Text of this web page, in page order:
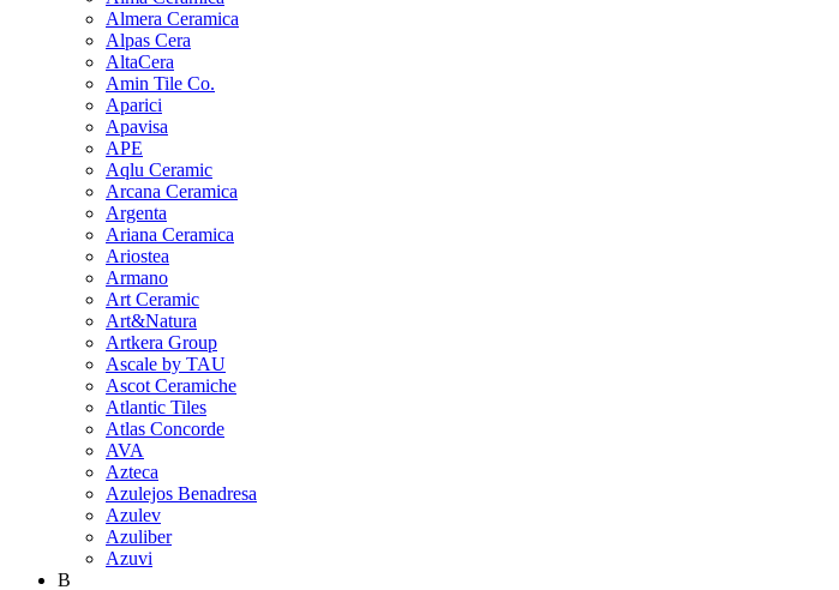
Almera Ceramica
Alpas Cera
AltaCera
Amin Tile Co.
Aparici
Apavisa
APE
Aqlu Ceramic
Arcana Ceramica
Argenta
Ariana Ceramica
Ariostea
Armano
Art Ceramic
Art&Natura
Artkera Group
Ascale by TAU
Ascot Ceramiche
Atlantic Tiles
Atlas Concorde
AVA
Azteca
Azulejos Benadresa
Azulev
Azuliber
Azuvi
B